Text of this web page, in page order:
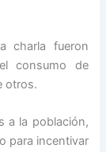
charla fueron
consumo de
otros.
a la población,
para incentivar